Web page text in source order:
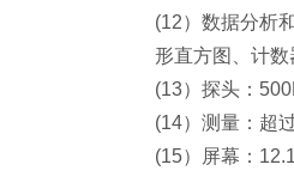
(12）数据分析
形直方图、计
(13）探头：
(14）测量：超
(15）屏幕：